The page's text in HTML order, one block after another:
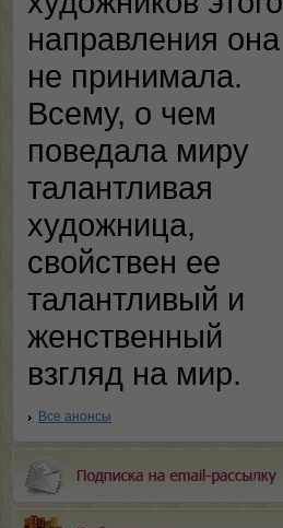
направления она
не принимала.
Всему, о чем
поведала миру
талантливая
художница,
свойствен ее
талантливый и
женственный
взгляд на мир.
Все анонсы